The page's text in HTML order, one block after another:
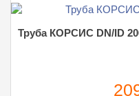
Труба КОРСИС DN/ID